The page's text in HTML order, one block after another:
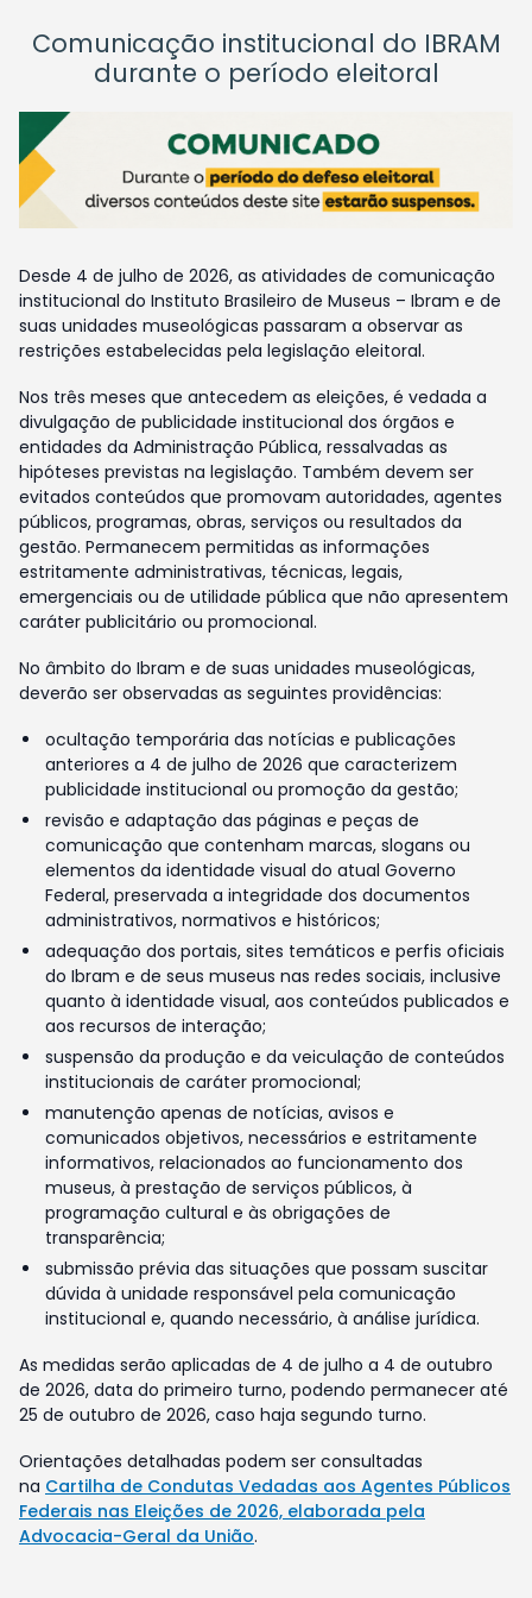
Comunicação institucional do IBRAM
durante o período eleitoral
Desde 4 de julho de 2026, as atividades de comunicação
institucional do Instituto Brasileiro de Museus – Ibram e de
suas unidades museológicas passaram a observar as
restrições estabelecidas pela legislação eleitoral.
Nos três meses que antecedem as eleições, é vedada a
divulgação de publicidade institucional dos órgãos e
entidades da Administração Pública, ressalvadas as
hipóteses previstas na legislação. Também devem ser
evitados conteúdos que promovam autoridades, agentes
públicos, programas, obras, serviços ou resultados da
gestão. Permanecem permitidas as informações
estritamente administrativas, técnicas, legais,
emergenciais ou de utilidade pública que não apresentem
caráter publicitário ou promocional.
No âmbito do Ibram e de suas unidades museológicas,
deverão ser observadas as seguintes providências:
ocultação temporária das notícias e publicações
anteriores a 4 de julho de 2026 que caracterizem
publicidade institucional ou promoção da gestão;
revisão e adaptação das páginas e peças de
comunicação que contenham marcas, slogans ou
elementos da identidade visual do atual Governo
Federal, preservada a integridade dos documentos
administrativos, normativos e históricos;
adequação dos portais, sites temáticos e perfis oficiais
do Ibram e de seus museus nas redes sociais, inclusive
quanto à identidade visual, aos conteúdos publicados e
aos recursos de interação;
suspensão da produção e da veiculação de conteúdos
institucionais de caráter promocional;
manutenção apenas de notícias, avisos e
comunicados objetivos, necessários e estritamente
informativos, relacionados ao funcionamento dos
museus, à prestação de serviços públicos, à
programação cultural e às obrigações de
transparência;
submissão prévia das situações que possam suscitar
dúvida à unidade responsável pela comunicação
institucional e, quando necessário, à análise jurídica.
As medidas serão aplicadas de 4 de julho a 4 de outubro
de 2026, data do primeiro turno, podendo permanecer até
25 de outubro de 2026, caso haja segundo turno.
Orientações detalhadas podem ser consultadas
na Cartilha de Condutas Vedadas aos Agentes Públicos
Federais nas Eleições de 2026, elaborada pela
Advocacia-Geral da União.